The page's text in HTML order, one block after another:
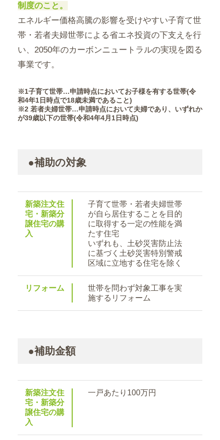
制度のこと。
エネルギー価格高騰の影響を受けやすい子育て世
帯・若者夫婦世帯による省エネ投資の下支えを行
い、2050年のカーボンニュートラルの実現を図る
事業です。
※1子育て世帯…申請時点においてお子様を有する世帯(令
和4年1日時点で18歳未満であること)
※2 若者夫婦世帯…申請時点において夫婦であり、いずれか
が39歳以下の世帯(令和4年4月1日時点)
●補助の対象
新築注文住
宅・新築分
譲住宅の購
入
子育て世帯・若者夫婦世帯
が自ら居住することを目的
に取得する一定の性能を満
たす住宅
いずれも、土砂災害防止法
に基づく土砂災害特別警戒
区域に立地する住宅を除く
リフォーム
世帯を問わず対象工事を実
施するリフォーム
●補助金額
新築注文住
宅・新築分
譲住宅の購
入
一戸あたり100万円